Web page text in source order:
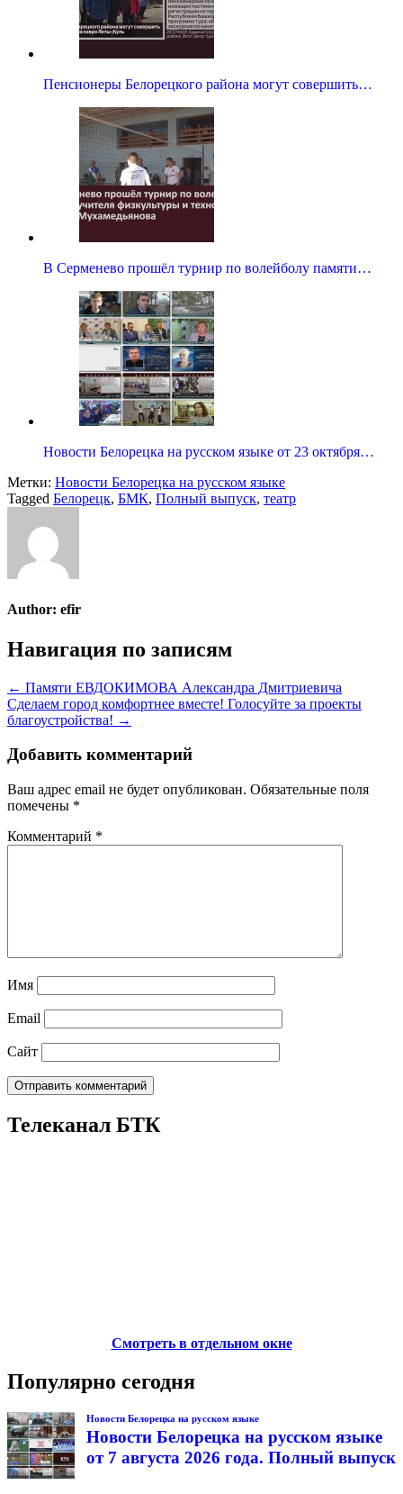
Пенсионеры Белорецкого района могут совершить…
В Серменево прошёл турнир по волейболу памяти…
Новости Белорецка на русском языке от 23 октября…
Метки: Новости Белорецка на русском языке
Tagged Белорецк, БМК, Полный выпуск, театр
Author: efir
Навигация по записям
← Памяти ЕВДОКИМОВА Александра Дмитриевича
Сделаем город комфортнее вместе! Голосуйте за проекты
благоустройства! →
Добавить комментарий
Ваш адрес email не будет опубликован. Обязательные поля
помечены *
Комментарий *
Имя
Email
Сайт
Телеканал БТК
Смотреть в отдельном окне
Популярно сегодня
Новости Белорецка на русском языке
Новости Белорецка на русском языке
от 7 августа 2026 года. Полный выпуск